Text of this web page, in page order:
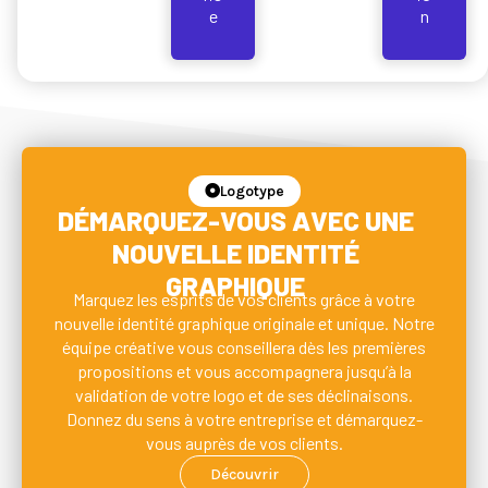
e
n
Logotype
DÉMARQUEZ-VOUS AVEC UNE
NOUVELLE IDENTITÉ
GRAPHIQUE
Marquez les esprits de vos clients grâce à votre
nouvelle identité graphique originale et unique. Notre
équipe créative vous conseillera dès les premières
propositions et vous accompagnera jusqu’à la
validation de votre logo et de ses déclinaisons.
Donnez du sens à votre entreprise et démarquez-
vous auprès de vos clients.
Découvrir